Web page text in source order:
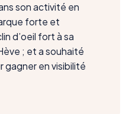
son activité en
forte et
d’oeil fort à sa
; et a souhaité
gagner en visibilité